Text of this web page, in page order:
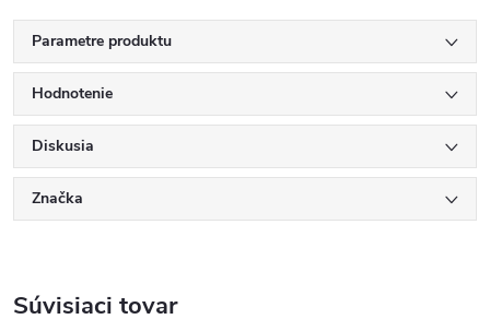
Parametre produktu
Hodnotenie
Diskusia
Značka
Súvisiaci tovar